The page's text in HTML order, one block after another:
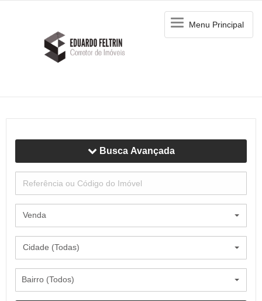
MenuMenu Principal
Busca Avançada
Venda
Cidade (Todas)
Bairro (Todos)